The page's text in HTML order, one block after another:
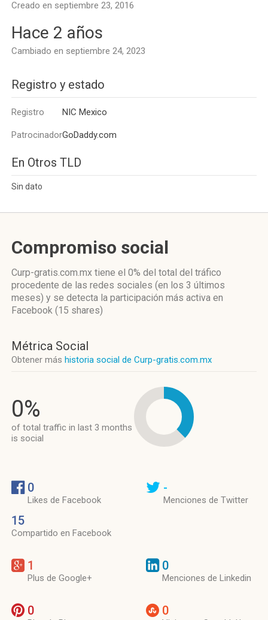
Creado en septiembre 23, 2016
Hace 2 años
Cambiado en septiembre 24, 2023
Registro y estado
Registro NIC Mexico
PatrocinadorGoDaddy.com
En Otros TLD
Sin dato
Compromiso social
Curp-gratis.com.mx tiene el 0% del total del tráfico
procedente de las redes sociales (en los 3 últimos
meses) y se detecta la participación más activa en
Facebook (15 shares)
Métrica Social
Obtener más historia social de Curp-gratis.com.mx
0%
of total traffic in last 3 months
is social
0
Likes de Facebook
15
Compartido en Facebook
-
Menciones de Twitter
1
Plus de Google+
0
Menciones de Linkedin
0 0